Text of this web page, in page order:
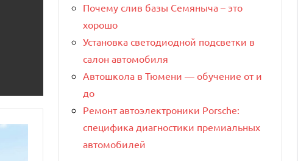
Почему слив базы Семяныча – это
хорошо
Установка светодиодной подсветки в
салон автомобиля
Автошкола в Тюмени — обучение от и
до
Ремонт автоэлектроники Porsche:
специфика диагностики премиальных
автомобилей